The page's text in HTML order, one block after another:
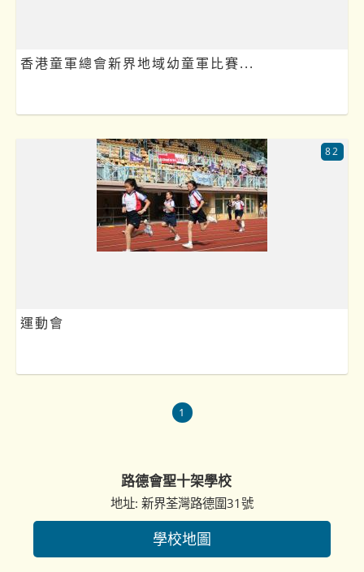
香港童軍總會新界地域幼童軍比賽...
運動會
82
1
路德會聖十架學校
地址: 新界荃灣路德圍31號
學校地圖